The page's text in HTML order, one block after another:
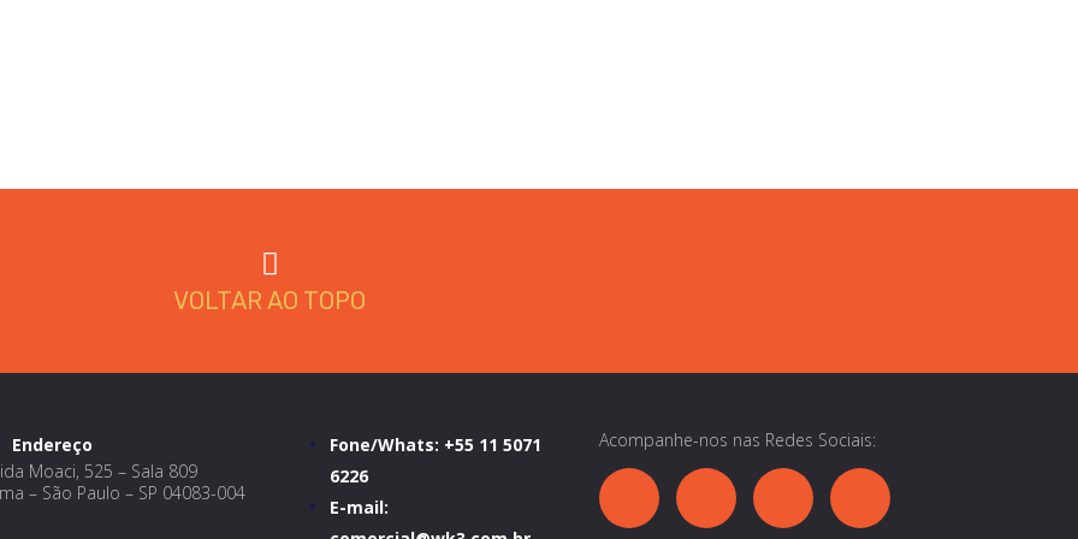
VOLTAR AO TOPO
Endereço
Moaci, 525 – Sala 809
– São Paulo – SP 04083-004
Fone/Whats: +55 11 5071
6226
E-mail:
Acompanhe-nos nas Redes Sociais: